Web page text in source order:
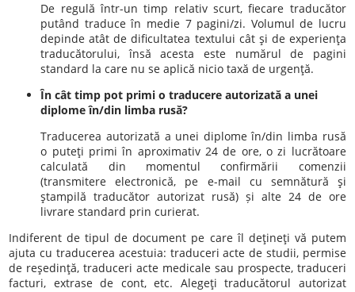
De regulă într-un timp relativ scurt, fiecare traducător
putând traduce în medie 7 pagini/zi. Volumul de lucru
depinde atât de dificultatea textului cât şi de experienţa
traducătorului, însă acesta este numărul de pagini
standard la care nu se aplică nicio taxă de urgenţă.
În cât timp pot primi o traducere autorizată a unei
diplome în/din limba rusă?
Traducerea autorizată a unei diplome în/din limba rusă
o puteţi primi în aproximativ 24 de ore, o zi lucrătoare
calculată din momentul confirmării comenzii
(transmitere electronică, pe e-mail cu semnătură şi
ştampilă traducător autorizat rusă) și alte 24 de ore
livrare standard prin curierat.
Indiferent de tipul de document pe care îl deţineţi vă putem
ajuta cu traducerea acestuia: traduceri acte de studii, permise
de reşedinţă, traduceri acte medicale sau prospecte, traduceri
facturi, extrase de cont, etc. Alegeţi traducătorul autorizat